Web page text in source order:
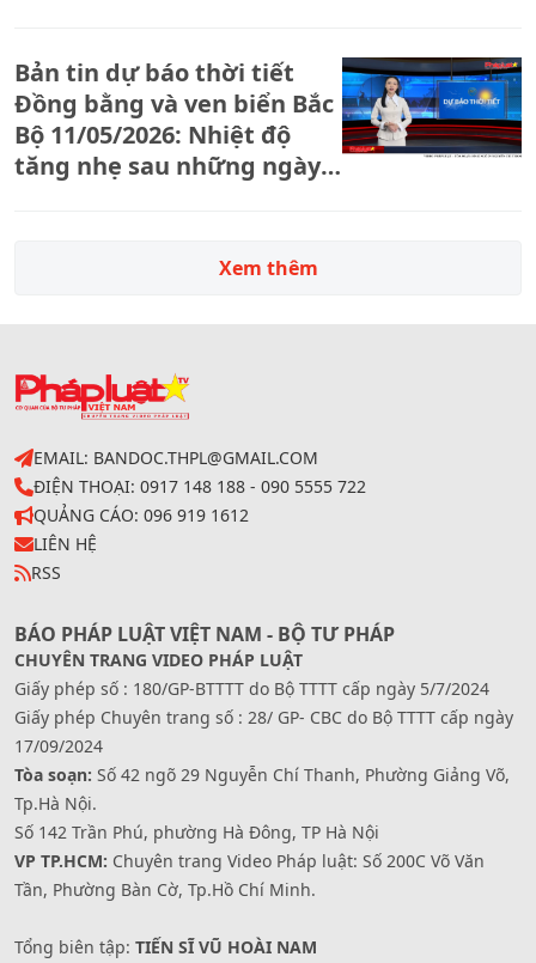
Bản tin dự báo thời tiết
Đồng bằng và ven biển Bắc
Bộ 11/05/2026: Nhiệt độ
tăng nhẹ sau những ngày
Xem thêm
EMAIL: BANDOC.THPL@GMAIL.COM
ĐIỆN THOẠI: 0917 148 188 - 090 5555 722
QUẢNG CÁO: 096 919 1612
LIÊN HỆ
RSS
BÁO PHÁP LUẬT VIỆT NAM - BỘ TƯ PHÁP
CHUYÊN TRANG VIDEO PHÁP LUẬT
Giấy phép số : 180/GP-BTTTT do Bộ TTTT cấp ngày 5/7/2024
Giấy phép Chuyên trang số : 28/ GP- CBC do Bộ TTTT cấp ngày
17/09/2024
Tòa soạn: Số 42 ngõ 29 Nguyễn Chí Thanh, Phường Giảng Võ,
Tp.Hà Nội.
Số 142 Trần Phú, phường Hà Đông, TP Hà Nội
VP TP.HCM: Chuyên trang Video Pháp luật: Số 200C Võ Văn
Tần, Phường Bàn Cờ, Tp.Hồ Chí Minh.
Tổng biên tập: TIẾN SĨ VŨ HOÀI NAM